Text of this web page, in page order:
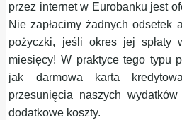
przez internet w Eurobanku jest
Nie zapłacimy żadnych odsetek
pożyczki, jeśli okres jej spłaty
miesięcy! W praktyce tego typu
jak darmowa karta
przesunięcia naszych
dodatkowe koszty.